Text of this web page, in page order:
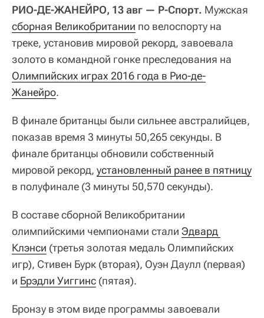
РИО-ДЕ-ЖАНЕЙРО, 13 авг — Р-Спорт. Мужская
сборная Великобритании по велоспорту на
треке, установив мировой рекорд, завоевала
золото в командной гонке преследования на
Олимпийских играх 2016 года в Рио-де-
Жанейро.
В финале британцы были сильнее австралийцев,
показав время 3 минуты 50,265 секунды. В
финале британцы обновили собственный
мировой рекорд, установленный ранее в пятницу
в полуфинале (3 минуты 50,570 секунды).
В составе сборной Великобритании
олимпийскими чемпионами стали Эдвард
Клэнси (третья золотая медаль Олимпийских
игр), Стивен Бурк (вторая), Оуэн Даулл (первая)
и Брэдли Уиггинс (пятая).
Бронзу в этом виде программы завоевали